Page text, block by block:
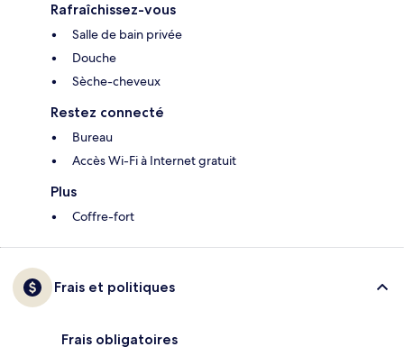
Rafraîchissez-vous
Salle de bain privée
Douche
Sèche-cheveux
Restez connecté
Bureau
Accès Wi-Fi à Internet gratuit
Plus
Coffre-fort
Frais et politiques
Frais obligatoires